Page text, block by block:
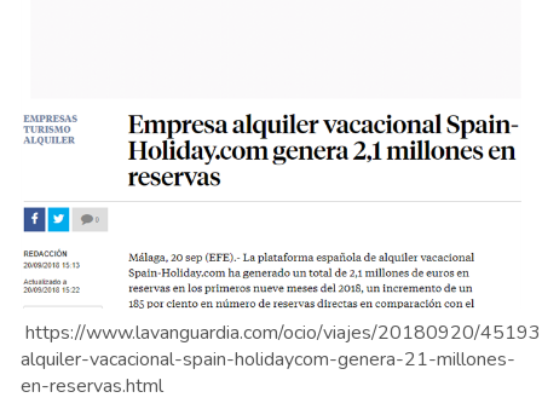
https://www.lavanguardia.com/ocio/viajes/20180920/
alquiler-vacacional-spain-holidaycom-genera-21-millones-
en-reservas.html